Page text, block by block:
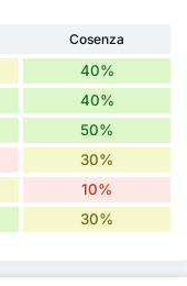
Cosenza
40%
40%
50%
30%
10%
30%